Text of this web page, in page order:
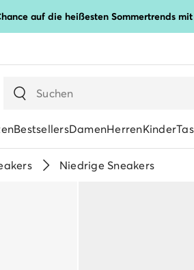
auf die heißesten Sommertrends
BestsellersDamenHerrenKinder
Niedrige Sneakers